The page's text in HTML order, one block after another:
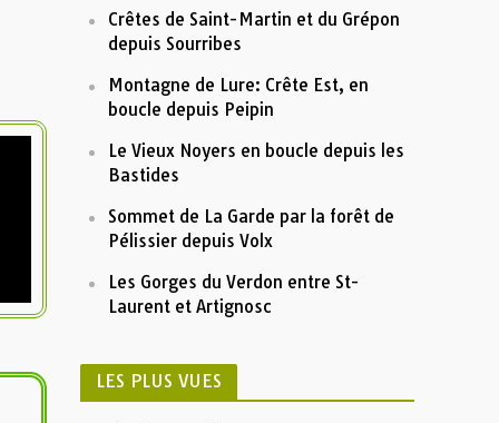
Crêtes de Saint-Martin et du Grépon
depuis Sourribes
Montagne de Lure: Crête Est, en
boucle depuis Peipin
Le Vieux Noyers en boucle depuis les
Bastides
Sommet de La Garde par la forêt de
Pélissier depuis Volx
Les Gorges du Verdon entre St-
Laurent et Artignosc
LES PLUS VUES